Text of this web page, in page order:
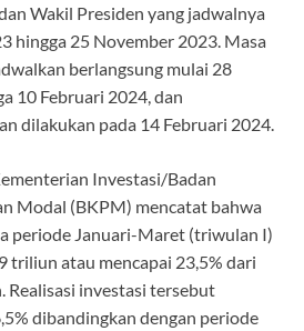
Wakil Presiden yang jadwalnya
hingga 25 November 2023. Masa
berlangsung mulai 28
10 Februari 2024, dan
dilakukan pada 14 Februari 2024.
Investasi/Badan
Modal (BKPM) mencatat bahwa
periode Januari-Maret (triwulan I)
triliun atau mencapai 23,5% dari
Realisasi investasi tersebut
dibandingkan dengan periode